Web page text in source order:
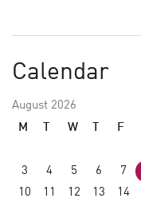
Calendar
August 2026
M
W F
3
4 5 6 7
10
11 12 13 14